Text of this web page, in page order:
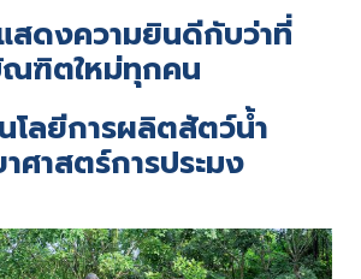
งความยินดีกับว่าที่
ฑิตใหม่ทุกคน
โลยีการผลิตสัตว์น้ำ
ศาสตร์การประมง